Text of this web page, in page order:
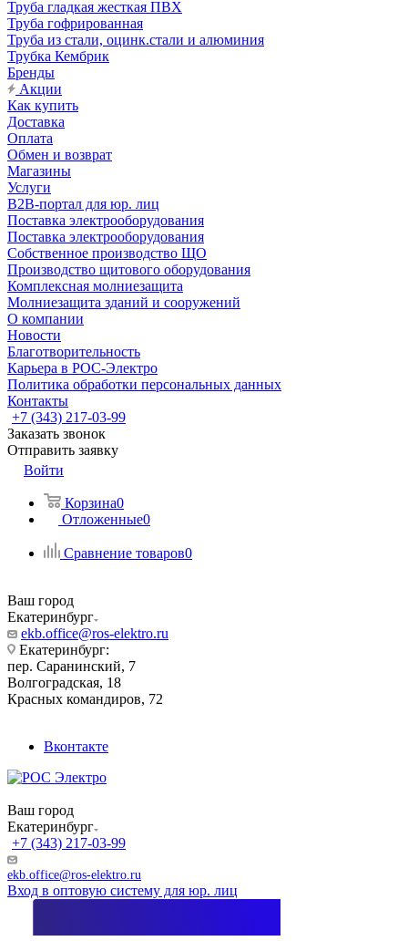
Труба гладкая жесткая ПВХ
Труба гофрированная
Труба из стали, оцинк.стали и алюминия
Трубка Кембрик
Бренды
Акции
Как купить
Доставка
Оплата
Обмен и возврат
Магазины
Услуги
B2B-портал для юр. лиц
Поставка электрооборудования
Поставка электрооборудования
Собственное производство ЩО
Производство щитового оборудования
Комплексная молниезащита
Молниезащита зданий и сооружений
О компании
Новости
Благотворительность
Карьера в РОС-Электро
Политика обработки персональных данных
Контакты
+7 (343) 217-03-99
Заказать звонок
Отправить заявку
Войти
Корзина0
Отложенные0
Сравнение товаров0
Ваш город
Екатеринбург
ekb.office@ros-elektro.ru
Екатеринбург:
пер. Саранинский, 7
Волгоградская, 18
Красных командиров, 72
Вконтакте
Ваш город
Екатеринбург
+7 (343) 217-03-99
ekb.office@ros-elektro.ru
Вход в оптовую систему для юр. лиц